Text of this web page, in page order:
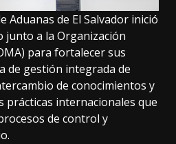
Aduanas de El Salvador inició
junto a la Organización
para fortalecer sus
de gestión integrada de
de conocimientos y
prácticas internacionales que
de control y